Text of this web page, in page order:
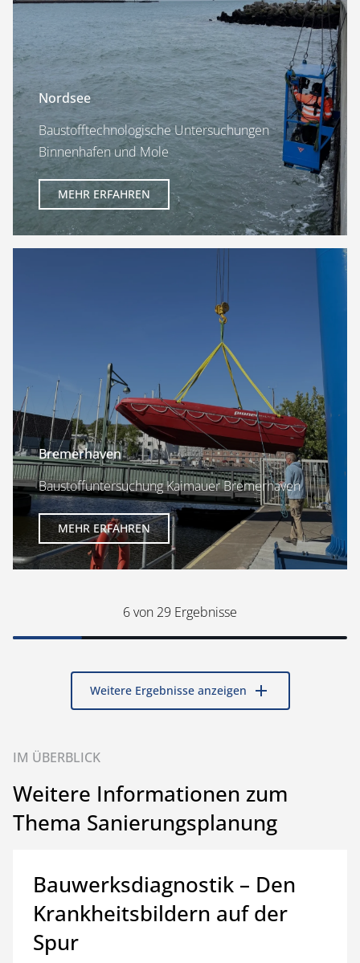
Nordsee
Baustofftechnologische Untersuchungen
Binnenhafen und Mole
MEHR ERFAHREN
Bremerhaven
Baustoffuntersuchung Kaimauer Bremerhaven
MEHR ERFAHREN
6von 29 Ergebnisse
Weitere Ergebnisse anzeigen add
IM ÜBERBLICK
Weitere Informationen zum
Thema Sanierungsplanung
Bauwerksdiagnostik – Den
Krankheitsbildern auf der
Spur